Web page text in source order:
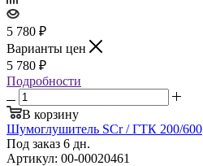
5 780 ₽
Варианты цен
5 780 ₽
Подробности
В корзину
Шумоглушитель SCr / ГТК 200/600
Под заказ 6 дн.
Артикул: 00-00020461